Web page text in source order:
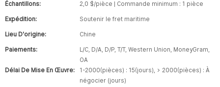
Échantillons: 2,0 $/pièce | Commande minimum : 1 pièce
Expédition: Soutenir le fret maritime
Lieu D'origine: Chine
Paiements:
L/C, D/A, D/P, T/T, Western Union, MoneyGram,
OA
Délai De Mise En Œuvre:
1-2000(pièces) : 15(jours), > 2000(pièces) : À
négocier (jours)